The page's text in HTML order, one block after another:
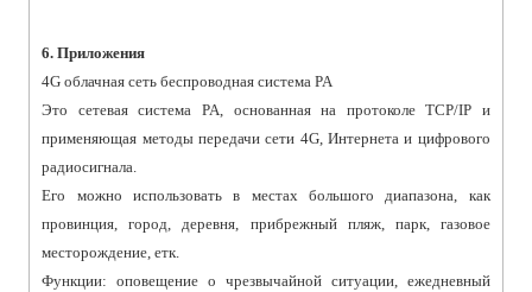
6. Приложения
4G облачная сеть беспроводная система PA
Это сетевая система PA, основанная на протоколе TCP/IP и
применяющая методы передачи сети 4G, Интернета и цифрового
радиосигнала.
Его можно использовать в местах большого диапазона, как
провинция, город, деревня, прибрежный пляж, парк, газовое
месторождение, етк.
Функции: оповещение о чрезвычайной ситуации, ежедневный